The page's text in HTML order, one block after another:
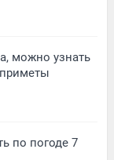
можно узнать
по погоде 7